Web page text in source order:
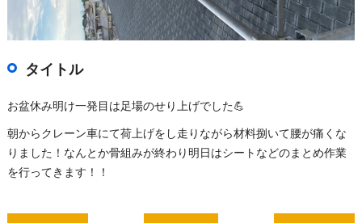
タイトル
お盆休み明け一発目は足場のせり上げでした💪
朝からクレーン車にて荷上げをし走りながら材料捌いて腰が痛くな
りました！なんとか骨組みが終わり明日はシートなどのまとめ作業
を行ってきます！！